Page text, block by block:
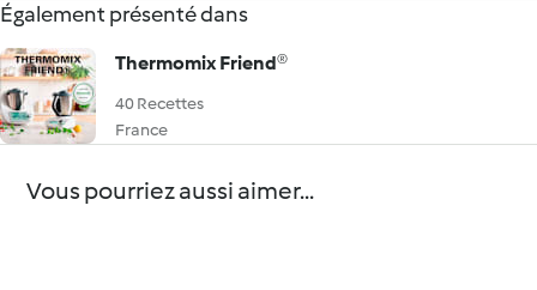
Également présenté dans
Thermomix Friend®
40 Recettes
France
Vous pourriez aussi aimer...